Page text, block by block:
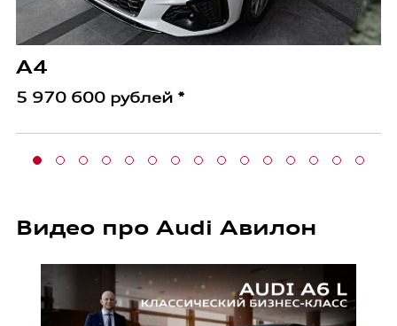
A4
5 970 600 рублей *
Видео про Audi Авилон